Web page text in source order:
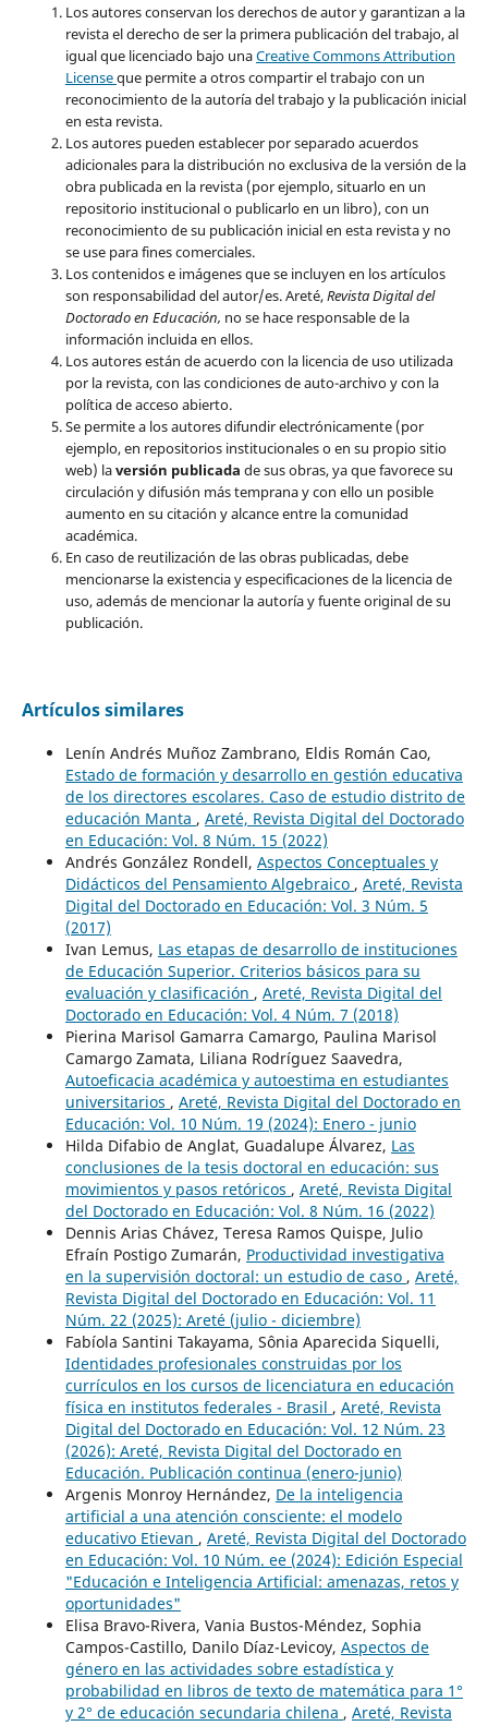
Los autores conservan los derechos de autor y garantizan a la
revista el derecho de ser la primera publicación del trabajo, al
igual que licenciado bajo unaCreative Commons Attribution
Licenseque permite a otros compartir el trabajo con un
reconocimiento de la autoría del trabajo y la publicación inicial
en esta revista.
Los autores pueden establecer por separado acuerdos
adicionales para la distribución no exclusiva de la versión de la
obra publicada en la revista (por ejemplo, situarlo en un
repositorio institucional o publicarlo en un libro), con un
reconocimiento de su publicación inicial en esta revista y no
se use para fines comerciales.
Los contenidos e imágenes que se incluyen en los artículos
son responsabilidad del autor/es. Areté,Revista Digital del
Doctorado en Educación, no se hace responsable de la
información incluida en ellos.
Los autores están de acuerdo con la licencia de uso utilizada
por la revista, con las condiciones de auto-archivo y con la
política de acceso abierto.
Se permite a los autores difundir electrónicamente (por
ejemplo, en repositorios institucionales o en su propio sitio
web) laversión publicada de sus obras, ya que favorece su
circulación y difusión más temprana y con ello un posible
aumento en su citación y alcance entre la comunidad
académica.
En caso de reutilización de las obras publicadas, debe
mencionarse la existencia y especificaciones de la licencia de
uso, además de mencionar la autoría y fuente original de su
publicación.
Artículos similares
Lenín Andrés Muñoz Zambrano, Eldis Román Cao,
Estado de formación y desarrollo en gestión educativa
de los directores escolares. Caso de estudio distrito de
educación Manta , Areté, Revista Digital del Doctorado
en Educación: Vol. 8 Núm. 15 (2022)
Andrés González Rondell, Aspectos Conceptuales y
Didácticos del Pensamiento Algebraico , Areté, Revista
Digital del Doctorado en Educación: Vol. 3 Núm. 5
(2017)
Ivan Lemus, Las etapas de desarrollo de instituciones
de Educación Superior. Criterios básicos para su
evaluación y clasificación , Areté, Revista Digital del
Doctorado en Educación: Vol. 4 Núm. 7 (2018)
Pierina Marisol Gamarra Camargo, Paulina Marisol
Camargo Zamata, Liliana Rodríguez Saavedra,
Autoeficacia académica y autoestima en estudiantes
universitarios , Areté, Revista Digital del Doctorado en
Educación: Vol. 10 Núm. 19 (2024): Enero - junio
Hilda Difabio de Anglat, Guadalupe Álvarez, Las
conclusiones de la tesis doctoral en educación: sus
movimientos y pasos retóricos , Areté, Revista Digital
del Doctorado en Educación: Vol. 8 Núm. 16 (2022)
Dennis Arias Chávez, Teresa Ramos Quispe, Julio
Efraín Postigo Zumarán, Productividad investigativa
en la supervisión doctoral: un estudio de caso , Areté,
Revista Digital del Doctorado en Educación: Vol. 11
Núm. 22 (2025): Areté (julio - diciembre)
Fabíola Santini Takayama, Sônia Aparecida Siquelli,
Identidades profesionales construidas por los
currículos en los cursos de licenciatura en educación
física en institutos federales - Brasil , Areté, Revista
Digital del Doctorado en Educación: Vol. 12 Núm. 23
(2026): Areté, Revista Digital del Doctorado en
Educación. Publicación continua (enero-junio)
Argenis Monroy Hernández, De la inteligencia
artificial a una atención consciente: el modelo
educativo Etievan , Areté, Revista Digital del Doctorado
en Educación: Vol. 10 Núm. ee (2024): Edición Especial
"Educación e Inteligencia Artificial: amenazas, retos y
oportunidades"
Elisa Bravo-Rivera, Vania Bustos-Méndez, Sophia
Campos-Castillo, Danilo Díaz-Levicoy, Aspectos de
género en las actividades sobre estadística y
probabilidad en libros de texto de matemática para 1°
y 2° de educación secundaria chilena , Areté, Revista